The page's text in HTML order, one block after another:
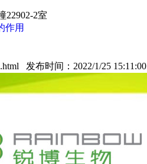
22902-2室
作用
发布时间：2022/1/25 15:11:00